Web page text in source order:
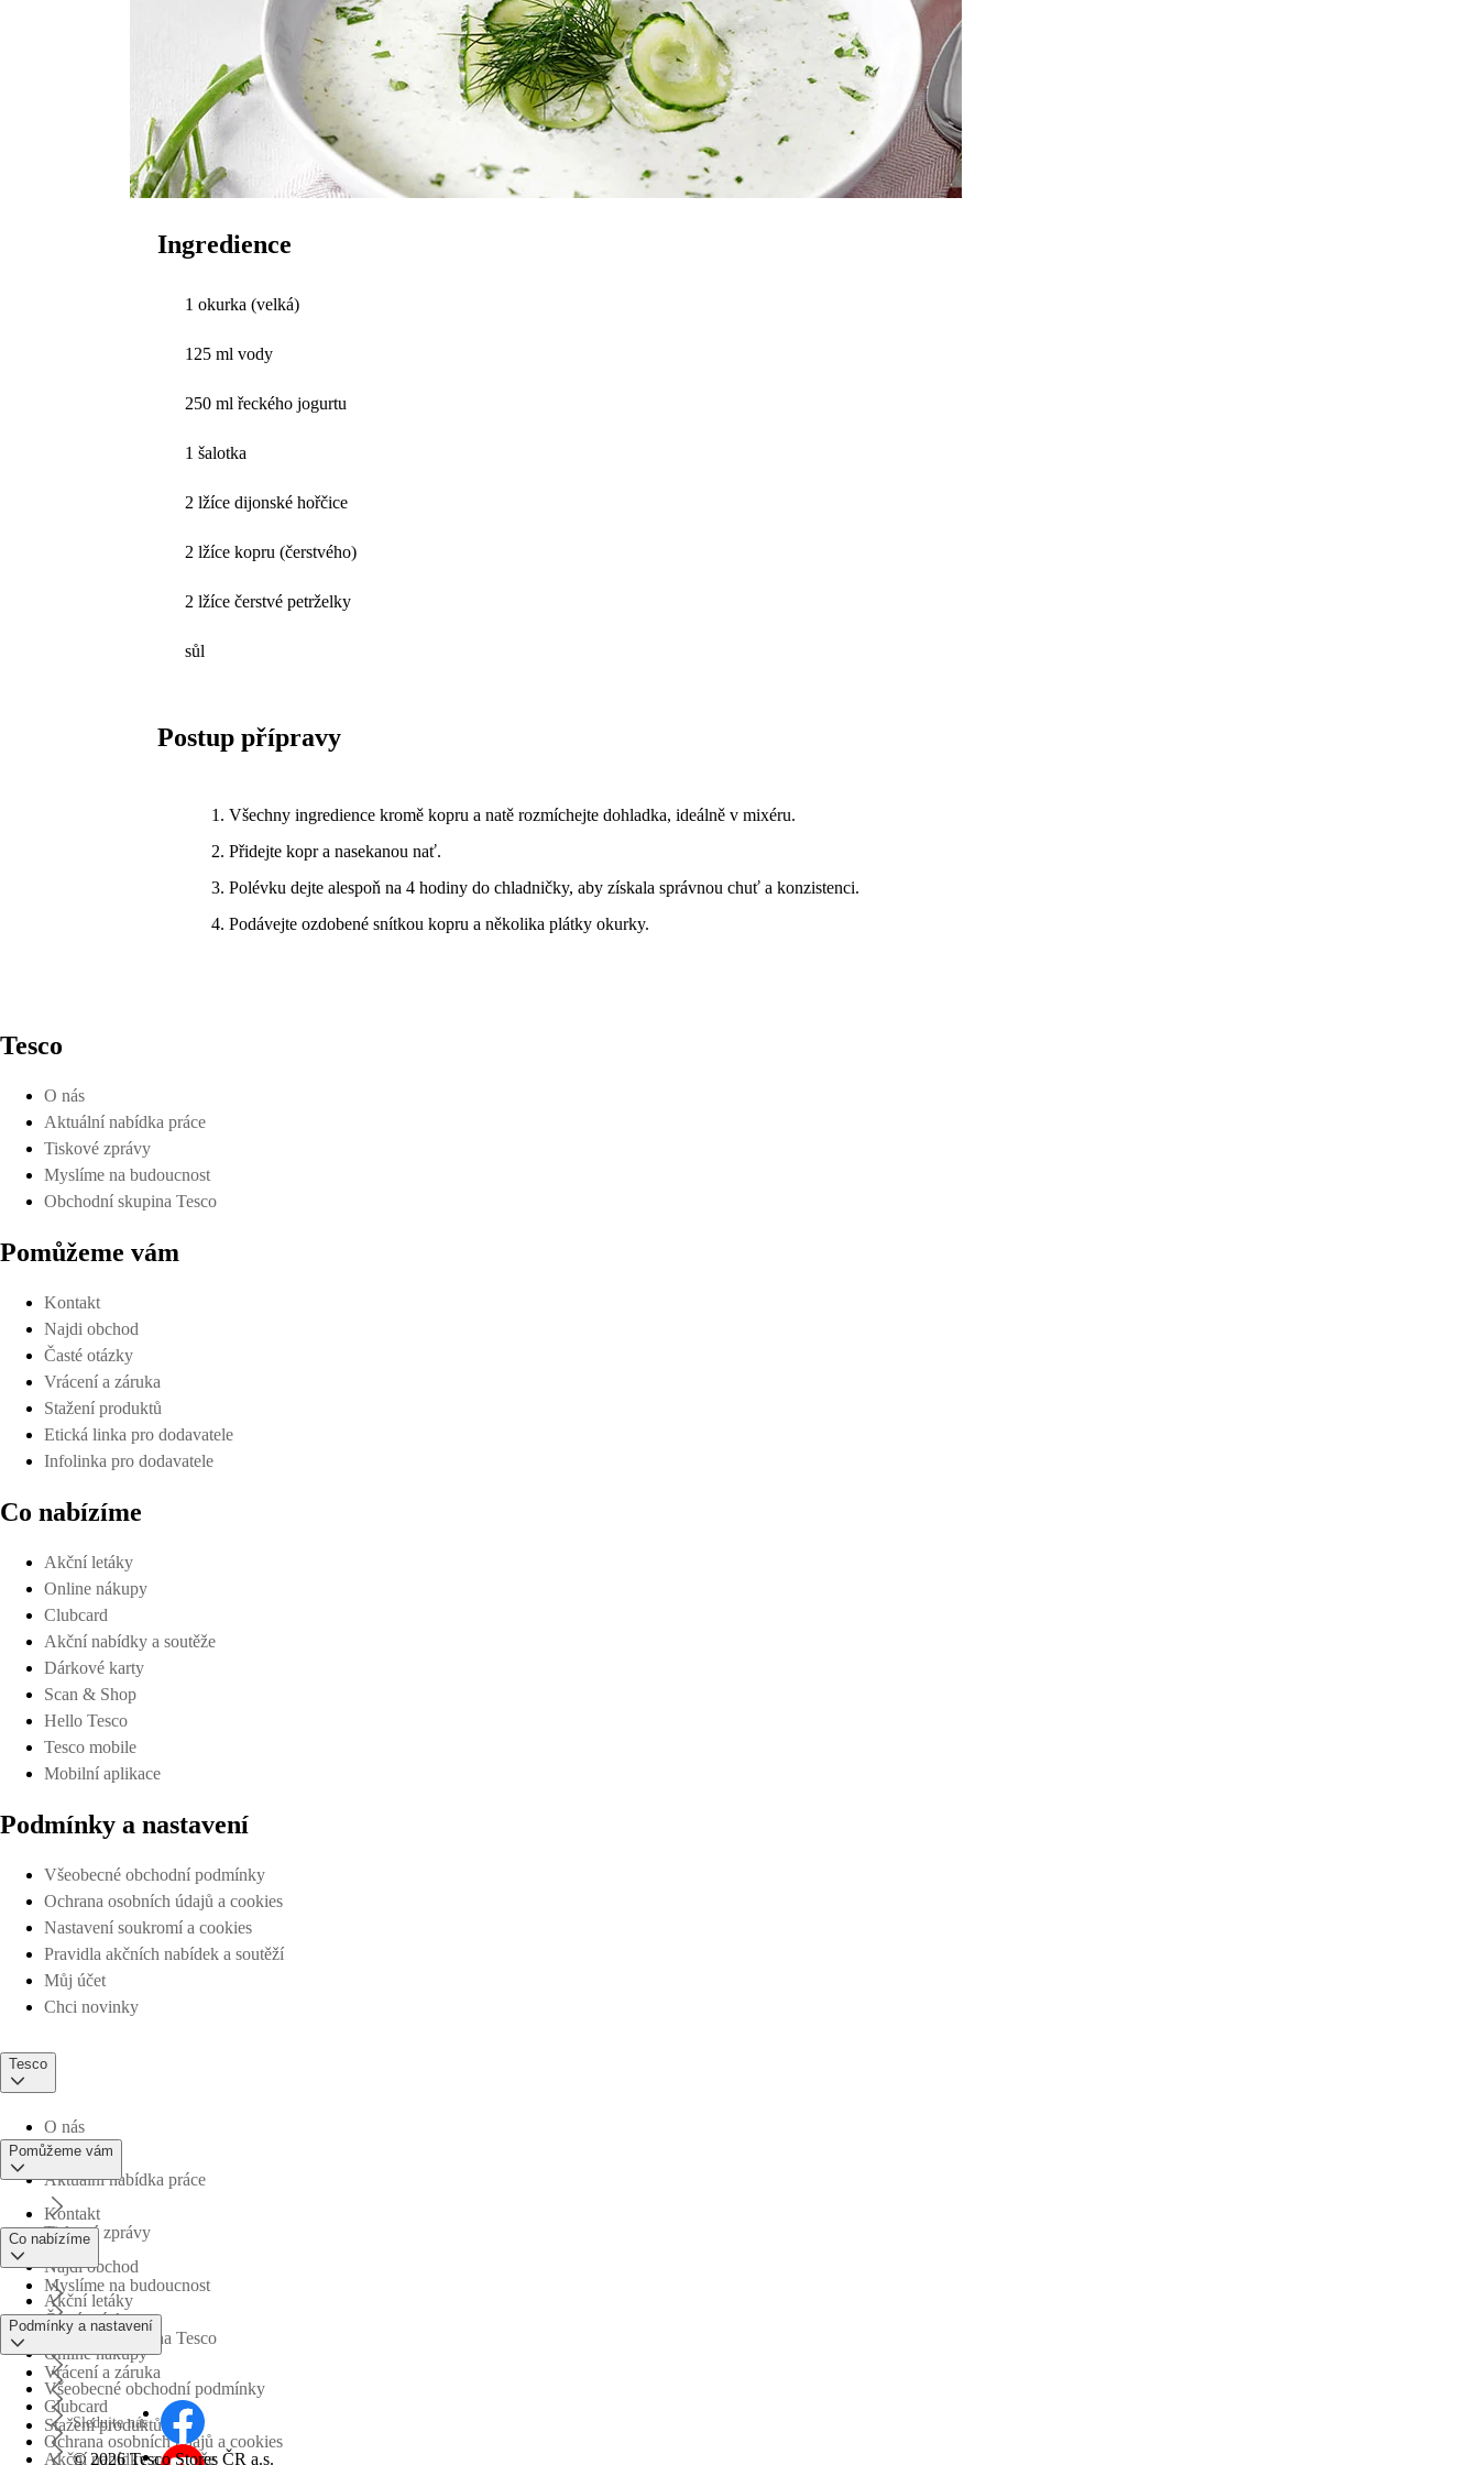
Ingredience
1 okurka (velká)
125 ml vody
250 ml řeckého jogurtu
1 šalotka
2 lžíce dijonské hořčice
2 lžíce kopru (čerstvého)
2 lžíce čerstvé petrželky
sůl
Postup přípravy
Všechny ingredience kromě kopru a natě rozmíchejte dohladka, ideálně v mixéru.
Přidejte kopr a nasekanou nať.
Polévku dejte alespoň na 4 hodiny do chladničky, aby získala správnou chuť a konzistenci.
Podávejte ozdobené snítkou kopru a několika plátky okurky.
Tesco
O nás
Aktuální nabídka práce
Tiskové zprávy
Myslíme na budoucnost
Obchodní skupina Tesco
Pomůžeme vám
Kontakt
Najdi obchod
Časté otázky
Vrácení a záruka
Stažení produktů
Etická linka pro dodavatele
Infolinka pro dodavatele
Co nabízíme
Akční letáky
Online nákupy
Clubcard
Akční nabídky a soutěže
Dárkové karty
Scan & Shop
Hello Tesco
Tesco mobile
Mobilní aplikace
Podmínky a nastavení
Všeobecné obchodní podmínky
Ochrana osobních údajů a cookies
Nastavení soukromí a cookies
Pravidla akčních nabídek a soutěží
Můj účet
Chci novinky
Tesco
O nás
Aktuální nabídka práce
Tiskové zprávy
Myslíme na budoucnost
Obchodní skupina Tesco
Pomůžeme vám
Kontakt
Najdi obchod
Časté otázky
Vrácení a záruka
Stažení produktů
Co nabízíme
Akční letáky
Online nákupy
Clubcard
Akční nabídky a soutěže
Podmínky a nastavení
Všeobecné obchodní podmínky
Ochrana osobních údajů a cookies
Sledujte nás
© 2026 Tesco Stores ČR a.s.